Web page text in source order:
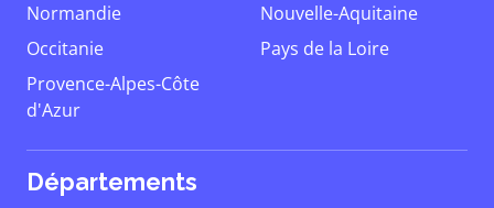
Normandie
Nouvelle-Aquitaine
Occitanie
Pays de la Loire
Provence-Alpes-Côte
d'Azur
Départements